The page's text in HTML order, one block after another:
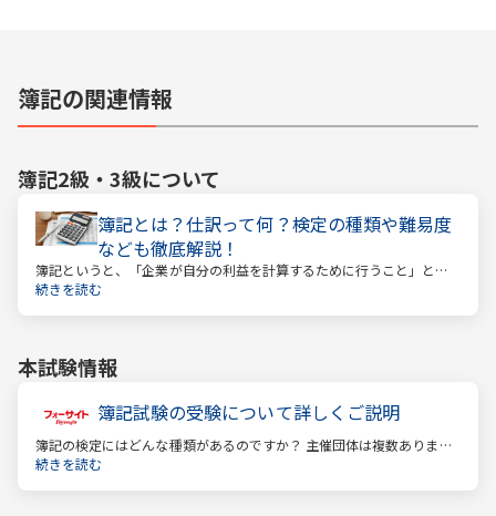
簿記の関連情報
簿記2級・3級について
簿記とは？仕訳って何？検定の種類や難易度
なども徹底解説！
簿記というと、「企業が自分の利益を計算するために行うこと」とい
うイメージがあるかもしれません。しかし、それはほんの一側面に過
続きを読む
本試験情報
簿記試験の受験について詳しくご説明
簿記の検定にはどんな種類があるのですか？ 主催団体は複数ありま
す。 もっとも評価の高い「日商検定」をお薦めします。
続きを読む